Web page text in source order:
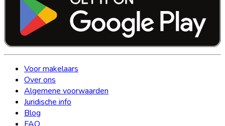
Voor makelaars
Over ons
Algemene voorwaarden
Juridische info
Blog
FAQ